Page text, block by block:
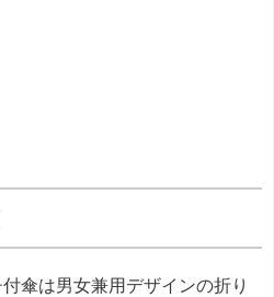
傘は男女兼用デザインの折り